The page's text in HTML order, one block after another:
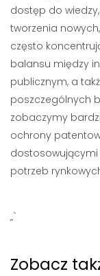
dostęp do
tworzenia
często
balansu między
publicznym, a
poszczególnych
zobaczymy
ochrony
dostosowującymi
potrzeb
„`
Zobacz